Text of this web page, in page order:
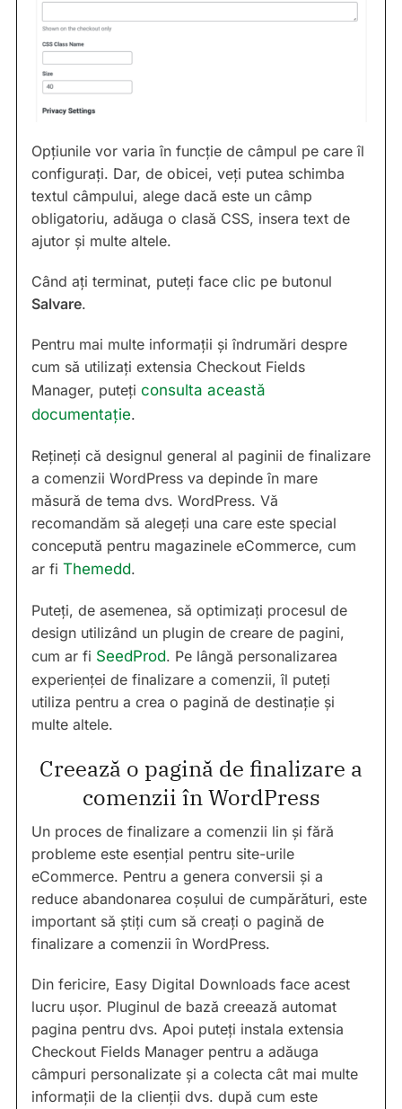
Opțiunile vor varia în funcție de câmpul pe care îl
configurați. Dar, de obicei, veți putea schimba
textul câmpului, alege dacă este un câmp
obligatoriu, adăuga o clasă CSS, insera text de
ajutor și multe altele.
Când ați terminat, puteți face clic pe butonul
Salvare.
Pentru mai multe informații și îndrumări despre
cum să utilizați extensia Checkout Fields
Manager, puteți consulta această
documentație.
Rețineți că designul general al paginii de finalizare
a comenzii WordPress va depinde în mare
măsură de tema dvs. WordPress. Vă
recomandăm să alegeți una care este special
concepută pentru magazinele eCommerce, cum
ar fi Themedd.
Puteți, de asemenea, să optimizați procesul de
design utilizând un plugin de creare de pagini,
cum ar fi SeedProd. Pe lângă personalizarea
experienței de finalizare a comenzii, îl puteți
utiliza pentru a crea o pagină de destinație și
multe altele.
Creează o pagină de finalizare a
comenzii în WordPress
Un proces de finalizare a comenzii lin și fără
probleme este esențial pentru site-urile
eCommerce. Pentru a genera conversii și a
reduce abandonarea coșului de cumpărături, este
important să știți cum să creați o pagină de
finalizare a comenzii în WordPress.
Din fericire, Easy Digital Downloads face acest
lucru ușor. Pluginul de bază creează automat
pagina pentru dvs. Apoi puteți instala extensia
Checkout Fields Manager pentru a adăuga
câmpuri personalizate și a colecta cât mai multe
informații de la clienții dvs. după cum este